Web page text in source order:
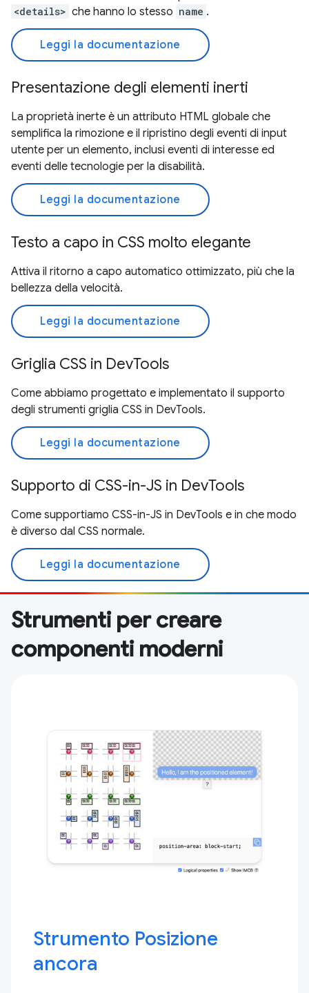
<details> che hanno lo stesso name .
Leggi la documentazione
Presentazione degli elementi inerti
La proprietà inerte è un attributo HTML globale che
semplifica la rimozione e il ripristino degli eventi di input
utente per un elemento, inclusi eventi di interesse ed
eventi delle tecnologie per la disabilità.
Leggi la documentazione
Testo a capo in CSS molto elegante
Attiva il ritorno a capo automatico ottimizzato, più che la
bellezza della velocità.
Leggi la documentazione
Griglia CSS in DevTools
Come abbiamo progettato e implementato il supporto
degli strumenti griglia CSS in DevTools.
Leggi la documentazione
Supporto di CSS-in-JS in DevTools
Come supportiamo CSS-in-JS in DevTools e in che modo
è diverso dal CSS normale.
Leggi la documentazione
Strumenti per creare
componenti moderni
Strumento Posizione
ancora